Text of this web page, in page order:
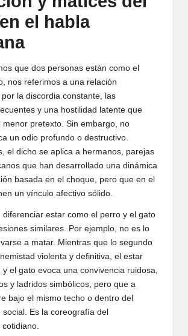
el habla
que dos personas están como el
nos referimos a una relación
la discordia constante, las
y una hostilidad latente que
menor pretexto. Sin embargo, no
un odio profundo o destructivo.
el dicho se aplica a hermanos, parejas
que han desarrollado una dinámica
basada en el choque, pero que en el
un vínculo afectivo sólido.
diferenciar estar como el perro y el gato
similares. Por ejemplo, no es lo
a matar. Mientras que lo segundo
violenta y definitiva, el estar
el gato evoca una convivencia ruidosa,
y ladridos simbólicos, pero que a
bajo el mismo techo o dentro del
social. Es la coreografía del